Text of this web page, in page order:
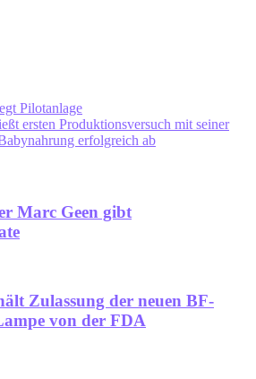
Pilotanlage
ersten Produktionsversuch mit seiner
erfolgreich ab
Marc Geen gibt
Zulassung der neuen BF-
von der FDA